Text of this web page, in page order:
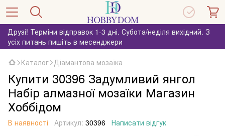
Друзі! Терміни відправок 1-3 дні. Субота/неділя вихідний. З
усіх питань пишіть в месенджери
Каталог Діамантова мозаїка
Купити 30396 Задумливий янгол
Набір алмазної мозаїки Магазин
Хоббідом
В наявності Артикул: 30396 Написати відгук